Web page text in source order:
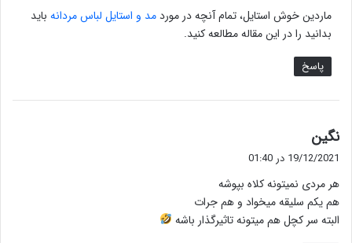
:
ماردین خوش استایل، تمام آنچه در موردمد و استایل لباس مردانه باید
بدانید را در این مقاله مطالعه کنید.
پاسخ
نگین
ف
:
19/12/2021 در 01:40
هر مردی نمیتونه کلاه بپوشه
هم یکم سلیقه میخواد و هم جرات
البته سر کچل هم میتونه تاثیرگذار باشه